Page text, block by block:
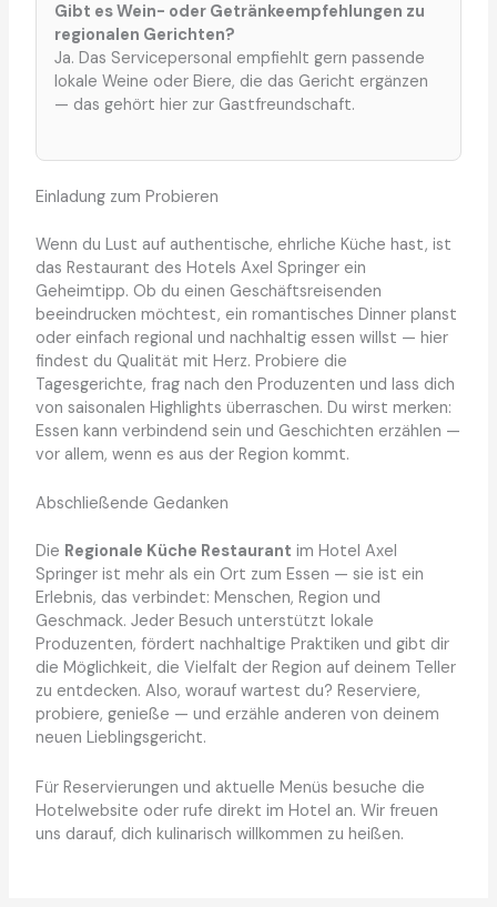
Gibt es Wein- oder Getränkeempfehlungen zu
regionalen Gerichten?
Ja. Das Servicepersonal empfiehlt gern passende
lokale Weine oder Biere, die das Gericht ergänzen
— das gehört hier zur Gastfreundschaft.
Einladung zum Probieren
Wenn du Lust auf authentische, ehrliche Küche hast, ist
das Restaurant des Hotels Axel Springer ein
Geheimtipp. Ob du einen Geschäftsreisenden
beeindrucken möchtest, ein romantisches Dinner planst
oder einfach regional und nachhaltig essen willst — hier
findest du Qualität mit Herz. Probiere die
Tagesgerichte, frag nach den Produzenten und lass dich
von saisonalen Highlights überraschen. Du wirst merken:
Essen kann verbindend sein und Geschichten erzählen —
vor allem, wenn es aus der Region kommt.
Abschließende Gedanken
Die Regionale Küche Restaurant im Hotel Axel
Springer ist mehr als ein Ort zum Essen — sie ist ein
Erlebnis, das verbindet: Menschen, Region und
Geschmack. Jeder Besuch unterstützt lokale
Produzenten, fördert nachhaltige Praktiken und gibt dir
die Möglichkeit, die Vielfalt der Region auf deinem Teller
zu entdecken. Also, worauf wartest du? Reserviere,
probiere, genieße — und erzähle anderen von deinem
neuen Lieblingsgericht.
Für Reservierungen und aktuelle Menüs besuche die
Hotelwebsite oder rufe direkt im Hotel an. Wir freuen
uns darauf, dich kulinarisch willkommen zu heißen.